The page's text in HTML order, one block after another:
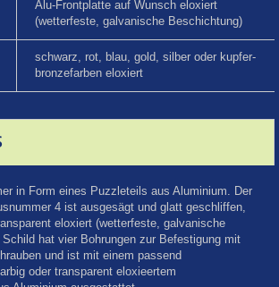
Alu-Frontplatte auf Wunsch eloxiert
(wetterfeste, galvanische Beschichtung)
schwarz, rot, blau, gold, silber oder kupfer-
bronzefarben eloxiert
in Form eines Puzzleteils aus Aluminium. Der
4 ist ausgesägt und glatt geschliffen,
eloxiert (wetterfeste, galvanische
hat vier Bohrungen zur Befestigung mit
und ist mit einem passend
oder transparent eloxieertem